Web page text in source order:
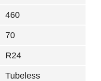
460
70
R24
Tubeless